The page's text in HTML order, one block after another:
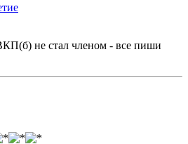
не стал членом - все пиши